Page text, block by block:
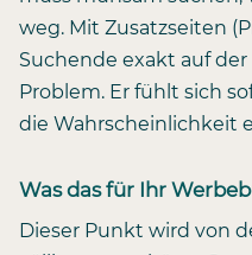
weg. Mit Zusatzseiten
Suchende exakt auf
Problem. Er fühlt sich
die Wahrscheinlichkeit
Was das für Ihr
Dieser Punkt wird von